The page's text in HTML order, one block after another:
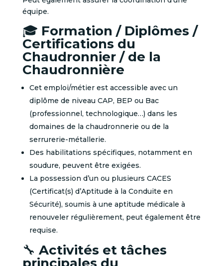
équipe.
🎓 Formation / Diplômes /
Certifications du
Chaudronnier / de la
Chaudronnière
Cet emploi/métier est accessible avec un
diplôme de niveau CAP, BEP ou Bac
(professionnel, technologique…) dans les
domaines de la chaudronnerie ou de la
serrurerie-métallerie.
Des habilitations spécifiques, notamment en
soudure, peuvent être exigées.
La possession d’un ou plusieurs CACES
(Certificat(s) d’Aptitude à la Conduite en
Sécurité), soumis à une aptitude médicale à
renouveler régulièrement, peut également être
requise.
🔧 Activités et tâches